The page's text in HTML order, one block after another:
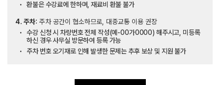
환불은 수강료에 한하며, 재료비 환불 불가
4. 주차: 주차 공간이 협소하므로, 대중교통 이용 권장
수강 신청 시 차량번호 전체 작성(예-00가0000) 해주시고, 미등록
하신 경우 사무실 방문하여 등록 가능
주차 번호 오기재로 인해 발생한 문제는 추후 보상 및 지원 불가